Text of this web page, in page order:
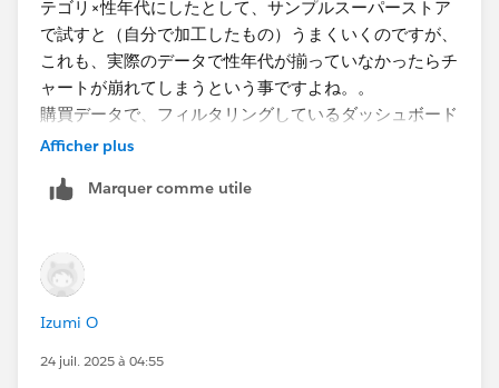
テゴリ×性年代にしたとして、サンプルスーパーストア
で試すと（自分で加工したもの）うまくいくのですが、
これも、実際のデータで性年代が揃っていなかったらチ
ャートが崩れてしまうという事ですよね。。
購買データで、フィルタリングしているダッシュボード
では使えないような気がします。。
別の計算方式（網羅的でなくても上手く行く方法）、も
教えて頂けますでしょうか。思いつかず。。
Afficher plus
Marquer comme utile
Izumi O
24 juil. 2025 à 04:55